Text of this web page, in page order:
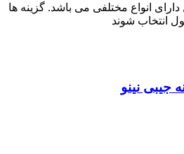
انواع مختلفی می باشد. گزینه ها
انتخاب شوند